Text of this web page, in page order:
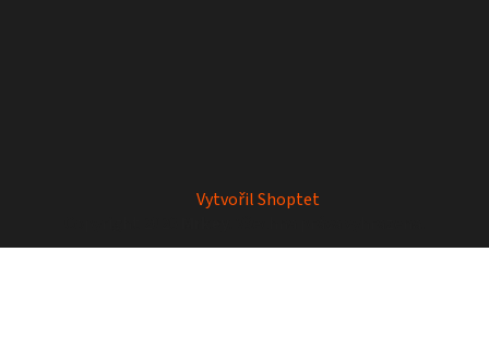
Vytvořil Shoptet